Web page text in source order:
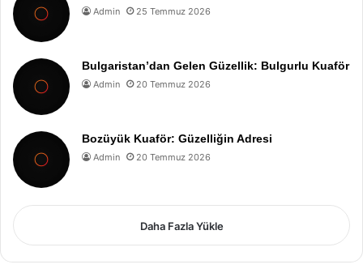
Admin 25 Temmuz 2026
Bulgaristan’dan Gelen Güzellik: Bulgurlu Kuaför
Admin 20 Temmuz 2026
Bozüyük Kuaför: Güzelliğin Adresi
Admin 20 Temmuz 2026
Daha Fazla Yükle